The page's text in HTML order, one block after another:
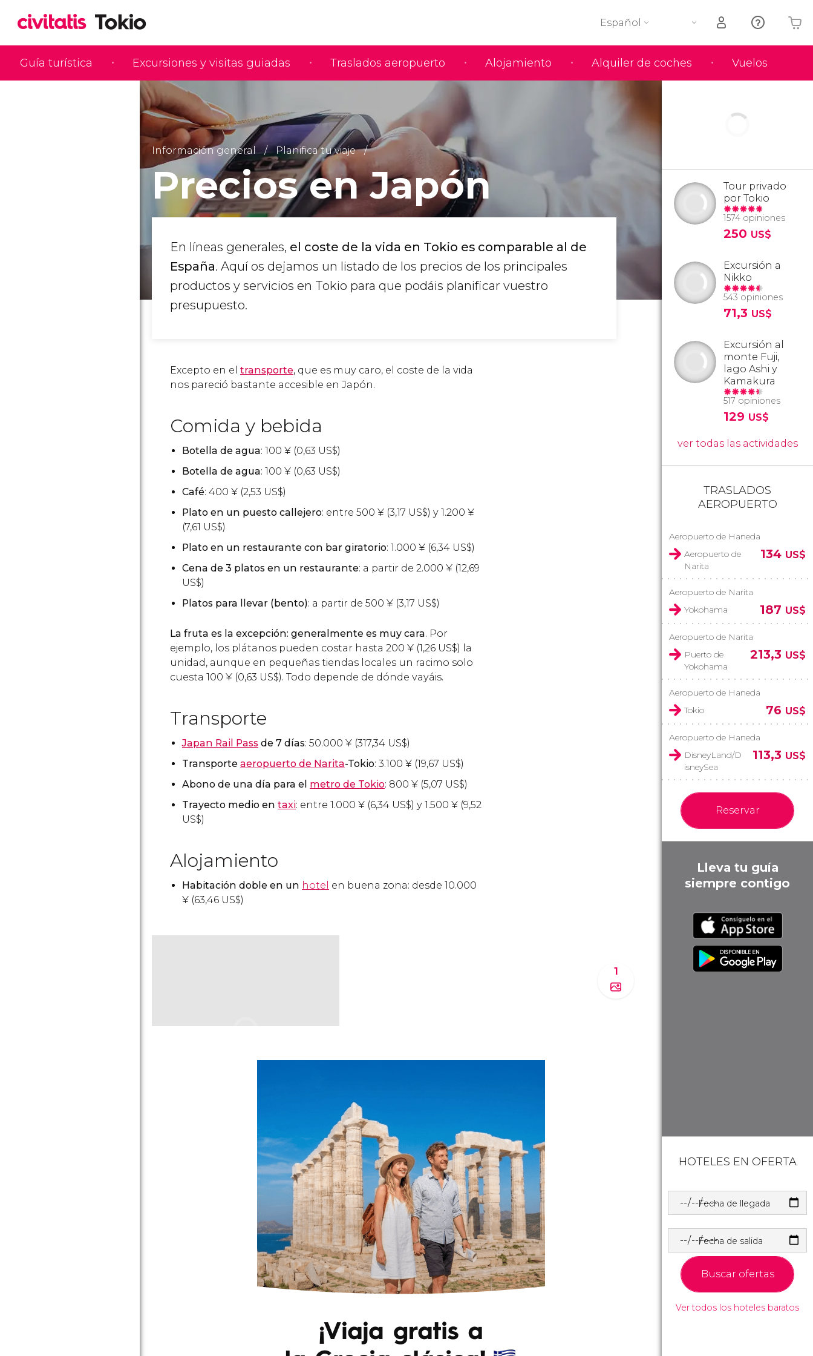
Guía turística Excursiones y visitas guiadas Traslados aeropuerto Alojamiento Alquiler de coches Vuelos
Español
Tu carrito está vacío
Información general Planifica tu viaje
Precios en Japón
En líneas generales, el coste de la vida en Tokio es comparable al de
España. Aquí os dejamos un listado de los precios de los principales
productos y servicios en Tokio para que podáis planificar vuestro
presupuesto.
Excepto en el transporte, que es muy caro, el coste de la vida
nos pareció bastante accesible en Japón.
Comida y bebida
Botella de agua: 100 ¥ (0,63 US$)
Botella de agua: 100 ¥ (0,63 US$)
Café: 400 ¥ (2,53 US$)
Plato en un puesto callejero: entre 500 ¥ (3,17 US$) y 1.200 ¥
(7,61 US$)
Plato en un restaurante con bar giratorio: 1.000 ¥ (6,34 US$)
Cena de 3 platos en un restaurante: a partir de 2.000 ¥ (12,69
US$)
Platos para llevar (bento): a partir de 500 ¥ (3,17 US$)
La fruta es la excepción: generalmente es muy cara. Por
ejemplo, los plátanos pueden costar hasta 200 ¥ (1,26 US$) la
unidad, aunque en pequeñas tiendas locales un racimo solo
cuesta 100 ¥ (0,63 US$). Todo depende de dónde vayáis.
Transporte
Japan Rail Pass de 7 días: 50.000 ¥ (317,34 US$)
Transporte aeropuerto de Narita-Tokio: 3.100 ¥ (19,67 US$)
Abono de una día para el metro de Tokio: 800 ¥ (5,07 US$)
Trayecto medio en taxi: entre 1.000 ¥ (6,34 US$) y 1.500 ¥ (9,52
US$)
Alojamiento
Habitación doble en un hotel en buena zona: desde 10.000
¥ (63,46 US$)
1
Tour privado
por Tokio
1574 opiniones
250 US$
Excursión a
Nikko
543 opiniones
71,3 US$
Excursión al
monte Fuji,
lago Ashi y
Kamakura
517 opiniones
129 US$
ver todas las actividades
TRASLADOS
AEROPUERTO
Aeropuerto de Haneda
Aeropuerto de
Narita
134 US$
Aeropuerto de Narita
Yokohama
187 US$
Aeropuerto de Narita
Puerto de
Yokohama
213,3 US$
Aeropuerto de Haneda
Tokio
76 US$
Aeropuerto de Haneda
DisneyLand/D
isneySea
113,3 US$
Reservar
Lleva tu guía
siempre contigo
HOTELES EN OFERTA
Fecha de llegada
Fecha de salida
Buscar ofertas
Ver todos los hoteles baratos